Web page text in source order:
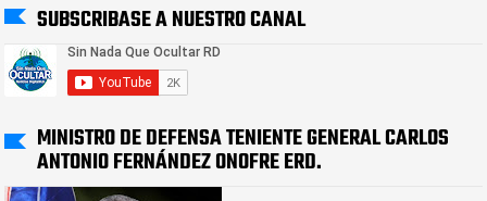
SUBSCRIBASE A NUESTRO CANAL
MINISTRO DE DEFENSA TENIENTE GENERAL CARLOS
ANTONIO FERNÁNDEZ ONOFRE ERD.